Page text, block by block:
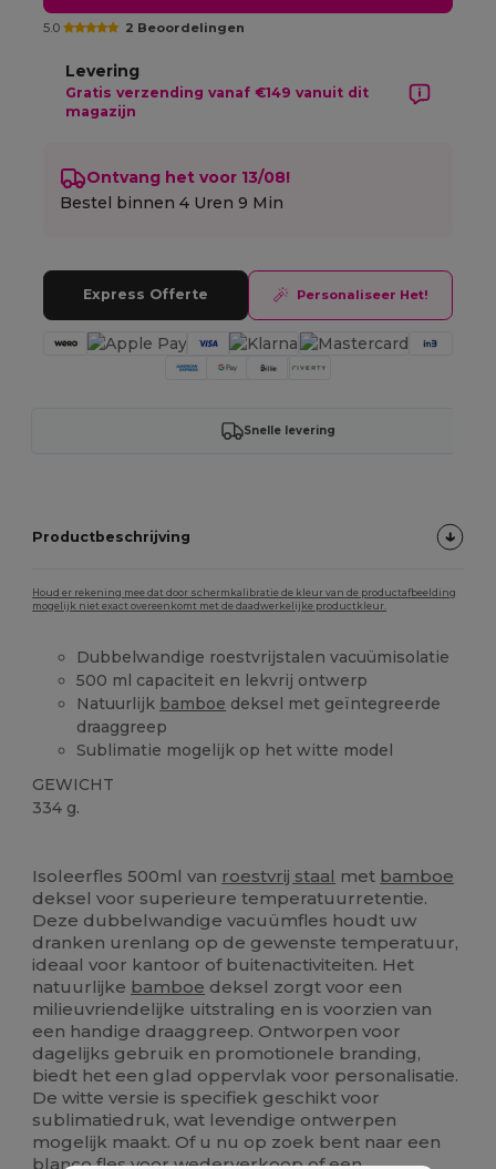
5.0 2 Beoordelingen
Levering
Gratis verzending vanaf €149 vanuit dit
magazijn
Ontvang het voor 13/08!
Bestel binnen4 Uren 9 Min
Express Offerte Personaliseer Het!
Snelle levering
Productbeschrijving
Houd er rekening mee dat door schermkalibratie de kleur van de productafbeelding
mogelijk niet exact overeenkomt met de daadwerkelijke productkleur.
Dubbelwandige roestvrijstalen vacuümisolatie
500 ml capaciteit en lekvrij ontwerp
Natuurlijk bamboe deksel met geïntegreerde
draaggreep
Sublimatie mogelijk op het witte model
GEWICHT
334 g.
Isoleerfles 500ml van roestvrij staal met bamboe
deksel voor superieure temperatuurretentie.
Deze dubbelwandige vacuümfles houdt uw
dranken urenlang op de gewenste temperatuur,
ideaal voor kantoor of buitenactiviteiten. Het
natuurlijke bamboe deksel zorgt voor een
milieuvriendelijke uitstraling en is voorzien van
een handige draaggreep. Ontworpen voor
dagelijks gebruik en promotionele branding,
biedt het een glad oppervlak voor personalisatie.
De witte versie is specifiek geschikt voor
sublimatiedruk, wat levendige ontwerpen
mogelijk maakt. Of u nu op zoek bent naar een
blanco fles voor wederverkoop of een